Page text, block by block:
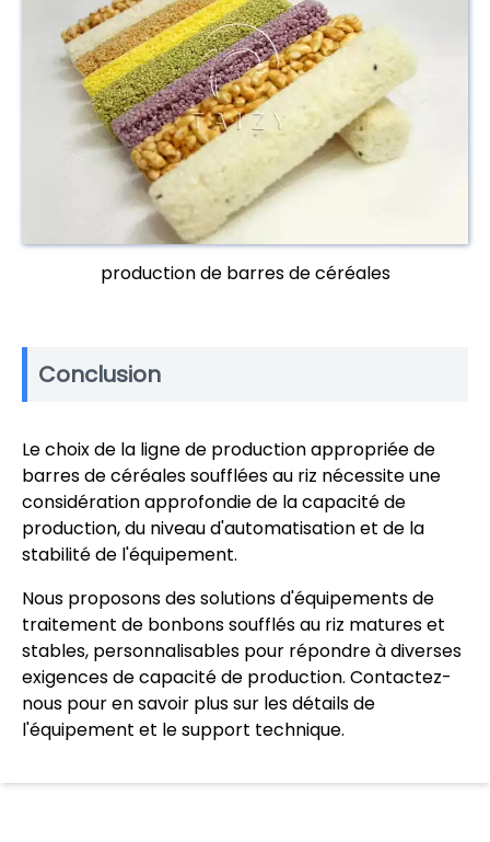
production de barres de céréales
Conclusion
Le choix de la ligne de production appropriée de
barres de céréales soufflées au riz nécessite une
considération approfondie de la capacité de
production, du niveau d'automatisation et de la
stabilité de l'équipement.
Nous proposons des solutions d'équipements de
traitement de bonbons soufflés au riz matures et
stables, personnalisables pour répondre à diverses
exigences de capacité de production. Contactez-
nous pour en savoir plus sur les détails de
l'équipement et le support technique.